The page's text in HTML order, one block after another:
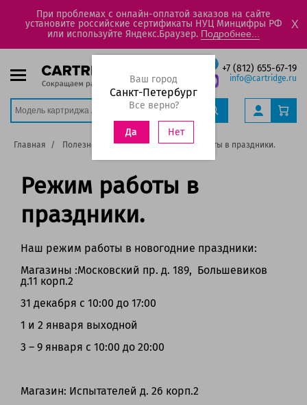
При проблемах с онлайн-оплатой заказов на сайте
установите российские сертификаты НУЦ Минцифры РФ
или используйте Яндекс.Браузер. Подробнее...
X
+7 (812) 655-67-19
info@cartridge.ru
Ваш город
Санкт-Петербург
Все верно?
Да Нет
Главная Полезное Новости Режим работы в праздники.
Режим работы в
праздники.
Наш режим работы в новогодние праздники:
Магазины :Московский пр. д. 189, Большевиков
д.11 корп.2
31 декабря с 10:00 до 17:00
1 и 2 января выходной
3 – 9 января с 10:00 до 20:00
Магазин: Испытателей д. 26 корп.2